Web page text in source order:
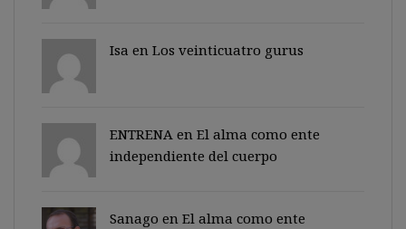
Isa en Los veinticuatro gurus
ENTRENA en El alma como ente
independiente del cuerpo
Sanago en El alma como ente